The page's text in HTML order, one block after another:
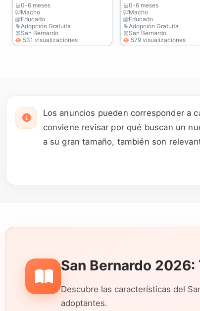
y áspero
0-6 meses
Macho
Educado
Adopción Gratuita
San Bernardo
531 visualizaciones
y áspero
0-6 meses
Macho
Educado
Adopción Gratuita
San Bernardo
579 visualizaciones
Los anuncios pueden corresponder a
conviene revisar por qué buscan un
a su gran tamaño, también son
microchip y cualquier antecedente de
San Bernardo
Descubre las características del
adoptantes.